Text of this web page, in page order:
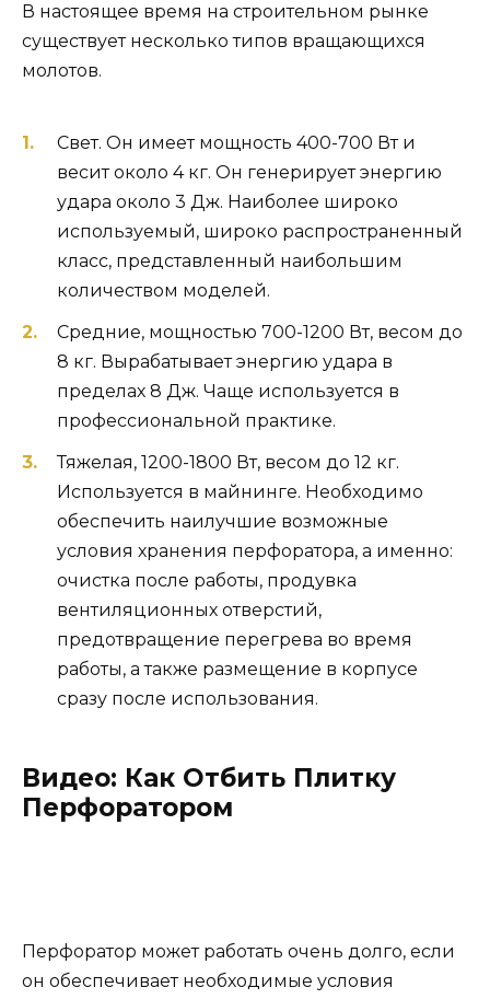
В настоящее время на строительном рынке
существует несколько типов вращающихся
молотов.
Свет. Он имеет мощность 400-700 Вт и
весит около 4 кг. Он генерирует энергию
удара около 3 Дж. Наиболее широко
используемый, широко распространенный
класс, представленный наибольшим
количеством моделей.
Средние, мощностью 700-1200 Вт, весом до
8 кг. Вырабатывает энергию удара в
пределах 8 Дж. Чаще используется в
профессиональной практике.
Тяжелая, 1200-1800 Вт, весом до 12 кг.
Используется в майнинге. Необходимо
обеспечить наилучшие возможные
условия хранения перфоратора, а именно:
очистка после работы, продувка
вентиляционных отверстий,
предотвращение перегрева во время
работы, а также размещение в корпусе
сразу после использования.
Видео: Как Отбить Плитку
Перфоратором
Перфоратор может работать очень долго, если
он обеспечивает необходимые условия